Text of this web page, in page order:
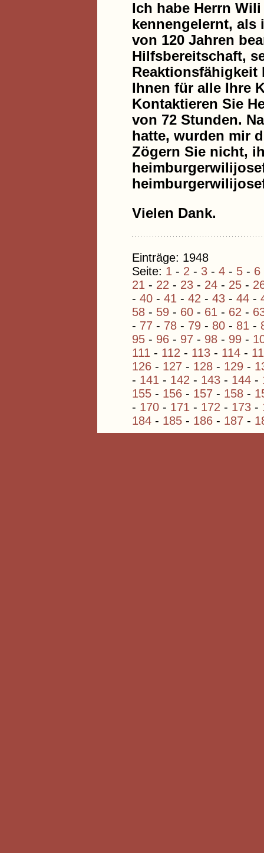
Ich habe Herrn
kennengelernt, als
von 120 Jahren
Hilfsbereitschaft,
Reaktionsfähigkeit
Ihnen für alle Ihre
Kontaktieren Sie
von 72 Stunden.
hatte, wurden mir
Zögern Sie nicht,
Vielen Dank.
Einträge: 1948
Seite: 1 - 2 - 3 - 4 - 5 - 6
21 - 22 - 23 - 24 - 25 -
- 40 - 41 - 42 - 43 - 44 -
58 - 59 - 60 - 61 - 62 -
- 77 - 78 - 79 - 80 - 81 -
95 - 96 - 97 - 98 - 99 -
111 - 112 - 113 - 114 -
126 - 127 - 128 - 129 -
- 141 - 142 - 143 - 144 -
155 - 156 - 157 - 158 -
- 170 - 171 - 172 - 173 -
184 - 185 - 186 - 187 -